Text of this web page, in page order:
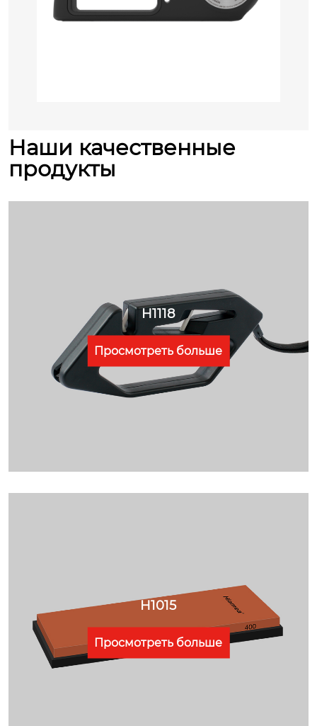
Наши качественные
продукты
H1118
Просмотреть больше
H1015
Просмотреть больше